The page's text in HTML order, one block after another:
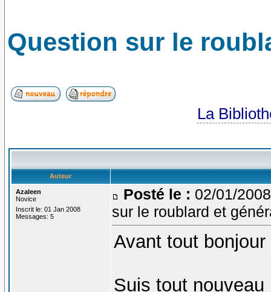
Question sur le
La
Auteur
Azaleen
Novice
Inscrit le: 01 Jan 2008
Messages: 5
Posté le : 02/01/
sur le roublard et
Avant tout
Suis tout